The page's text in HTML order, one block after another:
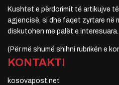
Kushtet e përdorimit të artikujve të
agjencisë, si dhe faqet zyrtare në
diskutohen me palët e interesuara.
(Për më shumë shihni rubrikën e
KONTAKTI
kosovapost.net